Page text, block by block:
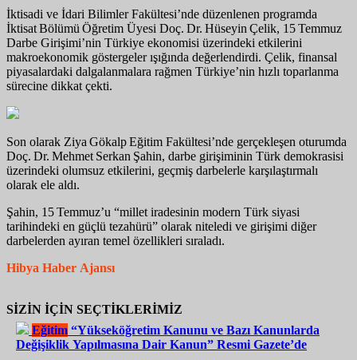
İktisadi ve İdari Bilimler Fakültesi’nde düzenlenen programda
İktisat Bölümü Öğretim Üyesi Doç. Dr. Hüseyin Çelik, 15 Temmuz
Darbe Girişimi’nin Türkiye ekonomisi üzerindeki etkilerini
makroekonomik göstergeler ışığında değerlendirdi. Çelik, finansal
piyasalardaki dalgalanmalara rağmen Türkiye’nin hızlı toparlanma
sürecine dikkat çekti.
Son olarak Ziya Gökalp Eğitim Fakültesi’nde gerçekleşen oturumda
Doç. Dr. Mehmet Serkan Şahin, darbe girişiminin Türk demokrasisi
üzerindeki olumsuz etkilerini, geçmiş darbelerle karşılaştırmalı
olarak ele aldı.
Şahin, 15 Temmuz’u “millet iradesinin modern Türk siyasi
tarihindeki en güçlü tezahürü” olarak niteledi ve girişimi diğer
darbelerden ayıran temel özellikleri sıraladı.
Hibya Haber Ajansı
SİZİN İÇİN SEÇTİKLERİMİZ
Eğitim “Yükseköğretim Kanunu ve Bazı Kanunlarda
Değişiklik Yapılmasına Dair Kanun” Resmi Gazete’de